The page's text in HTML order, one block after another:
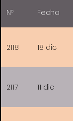
Nº Fecha
2118 18 dic
2117 11 dic